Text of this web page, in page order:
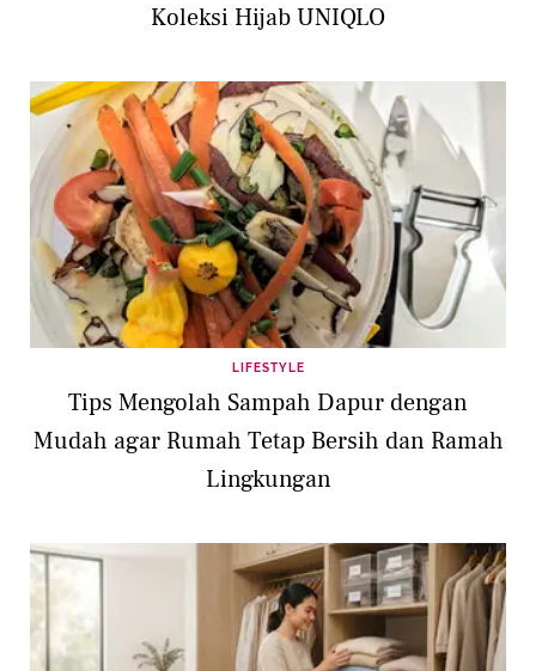
Koleksi Hijab UNIQLO
LIFESTYLE
Tips Mengolah Sampah Dapur dengan
Mudah agar Rumah Tetap Bersih dan Ramah
Lingkungan